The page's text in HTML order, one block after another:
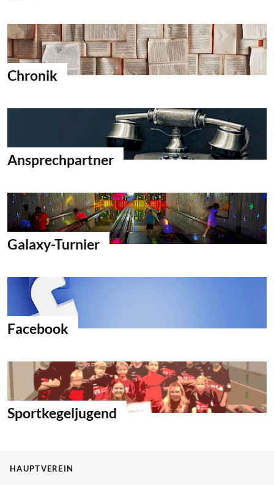
Chronik
Ansprechpartner
Galaxy-Turnier
Facebook
Sportkegeljugend
HAUPTVEREIN